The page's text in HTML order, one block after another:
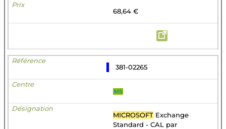
68,64 €
381-02265
MS
MICROSOFT Exchange
Standard - CAL par